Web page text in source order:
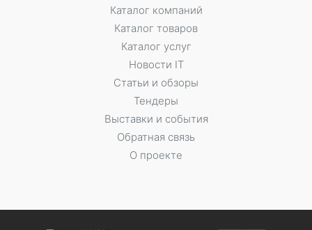
Каталог компаний
Каталог товаров
Каталог услуг
Новости IT
Статьи и обзоры
Тендеры
Выставки и события
Обратная связь
О проекте